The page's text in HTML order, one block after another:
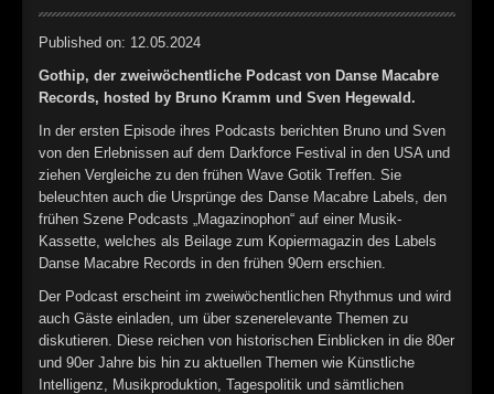
►
Published on: 12.05.2024
Gothip, der zweiwöchentliche Podcast von Danse Macabre
Records, hosted by Bruno Kramm und Sven Hegewald.
In der ersten Episode ihres Podcasts berichten Bruno und Sven
von den Erlebnissen auf dem Darkforce Festival in den USA und
ziehen Vergleiche zu den frühen Wave Gotik Treffen. Sie
beleuchten auch die Ursprünge des Danse Macabre Labels, den
frühen Szene Podcasts „Magazinophon“ auf einer Musik-
Kassette, welches als Beilage zum Kopiermagazin des Labels
Danse Macabre Records in den frühen 90ern erschien.
Der Podcast erscheint im zweiwöchentlichen Rhythmus und wird
auch Gäste einladen, um über szenerelevante Themen zu
diskutieren. Diese reichen von historischen Einblicken in die 80er
und 90er Jahre bis hin zu aktuellen Themen wie Künstliche
Intelligenz, Musikproduktion, Tagespolitik und sämtlichen